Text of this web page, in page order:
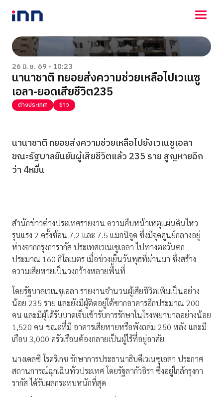
NEWS
ENTERTAINMENT
LIFESTYLE
HOROSCOPE
LOTTERY
VIDEO
26 มิ.ย. 69 - 10:23
นานาชาติ ทยอยส่งความช่วยเหลือไปเวเนซู
เอลา-ยอดเสียชีวิต235
ต่างประเทศ ข่าว
นานาชาติ ทยอยส่งความช่วยเหลือไปยังเวเนซูเอลา
ขณะรัฐบาลยืนยันผู้เสียชีวิตแล้ว 235 ราย สูญหายอีก
ว่า 4หมื่น
สำนักข่าวต่างประเทศรายงาน ความคืบหน้าเหตุแผ่นดินไหว
รุนแรง 2 ครั้งซ้อน 7.2 และ 7.5 แมกนิจูด ซึ่งมีจุดศูนย์กลางอยู่
ห่างจากกรุงการากัส ประเทศเวเนเซูเอลา ไปทางตะวันตก
ประมาณ 160 กิโลเมตร เมื่อช่วงเย็นวันพุธที่ผ่านมา ซึ่งสร้าง
ความเสียหายเป็นวงกว้างหลายพื้นที่
โดยรัฐบาลเวเนซุเอลา รายงานจำนวนผู้เสียชีวิตเพิ่มเป็นอย่าง
น้อย 235 ราย และยังมีผู้ติดอยู่ใต้ซากอาคารอีกประมาณ 200
คน และมีผู้ได้รับบาดเจ็บเข้ารับการรักษาในโรงพยาบาลอย่างน้อย
1,520 คน ขณะที่มี อาคารเสียหายหรือพังถล่ม 250 หลัง และมี
เกือบ 3,000 ครัวเรือนต้องกลายเป็นผู้ไร้ที่อยู่อาศัย
นางเดลซี โรดริเกซ รักษาการประธานาธิบดีเวเนซุเอลา ประกาศ
สถานการณ์ฉุกเฉินทั่วประเทศ โดยรัฐลากัวอิรา ซึ่งอยู่ใกล้กรุงกา
รากัส ได้รับผลกระทบหนักที่สุด